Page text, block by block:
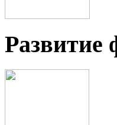
Развитие